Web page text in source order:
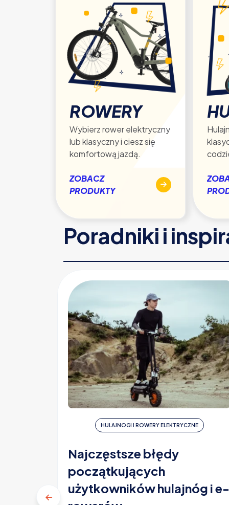
ROWERY
Wybierz rower elektryczny
lub klasyczny i ciesz się
komfortową jazdą.
ZOBACZ
PRODUKTY
Poradniki i
HULAJNOGI I ROWERY ELEKTRYCZNE
Najczęstsze błędy
początkujących
użytkowników hulajnóg i e-